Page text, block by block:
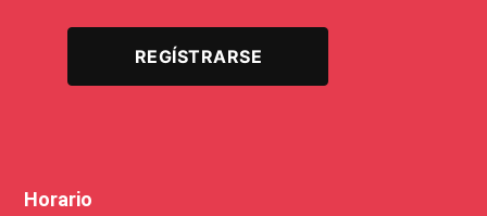
REGÍSTRARSE
Horario